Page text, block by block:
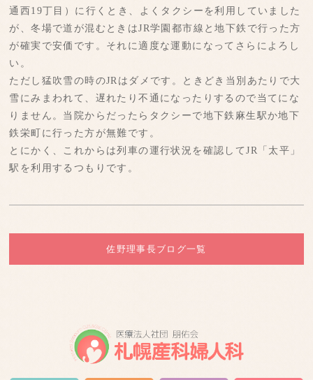
通西19丁目）に行くとき、よくタクシーを利用していました
が、冬場で道が混むときはJR学園都市線と地下鉄で行った方
が確実で安価です。それに適度な運動になってさらによろし
い。
ただし猛吹雪の時のJRはダメです。ときどき当別あたりで大
雪にみまわれて、遅れたり不通になったりするので当てにな
りません。当院からだったらタクシーで地下鉄麻生駅か地下
鉄栄町に行った方が無難です。
とにかく、これからは列車の運行状況を確認してJR「太平」
駅を利用するつもりです。
佐野理事長ブログ一覧